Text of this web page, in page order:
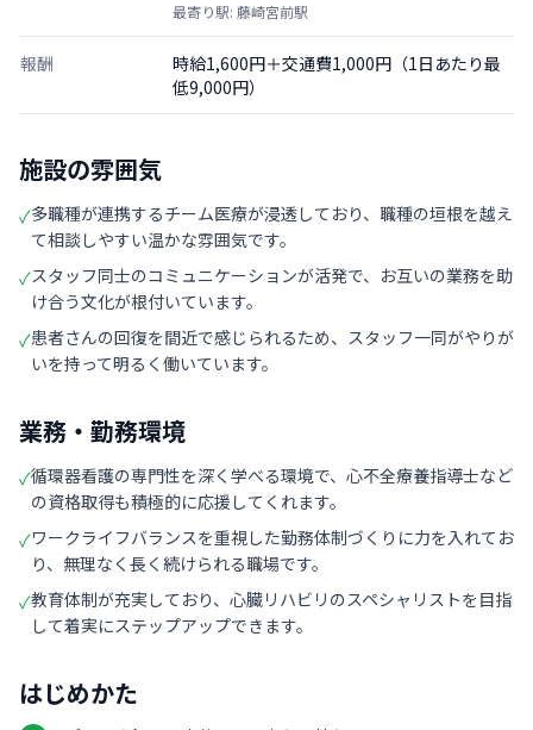
最寄り駅: 藤崎宮前駅
報酬
時給1,600円＋交通費1,000円（1日あたり最
低9,000円）
施設の雰囲気
✓多職種が連携するチーム医療が浸透しており、職種の垣根を越え
て相談しやすい温かな雰囲気です。
✓スタッフ同士のコミュニケーションが活発で、お互いの業務を助
け合う文化が根付いています。
✓患者さんの回復を間近で感じられるため、スタッフ一同がやりが
いを持って明るく働いています。
業務・勤務環境
✓循環器看護の専門性を深く学べる環境で、心不全療養指導士など
の資格取得も積極的に応援してくれます。
✓ワークライフバランスを重視した勤務体制づくりに力を入れてお
り、無理なく長く続けられる職場です。
✓教育体制が充実しており、心臓リハビリのスペシャリストを目指
して着実にステップアップできます。
はじめかた